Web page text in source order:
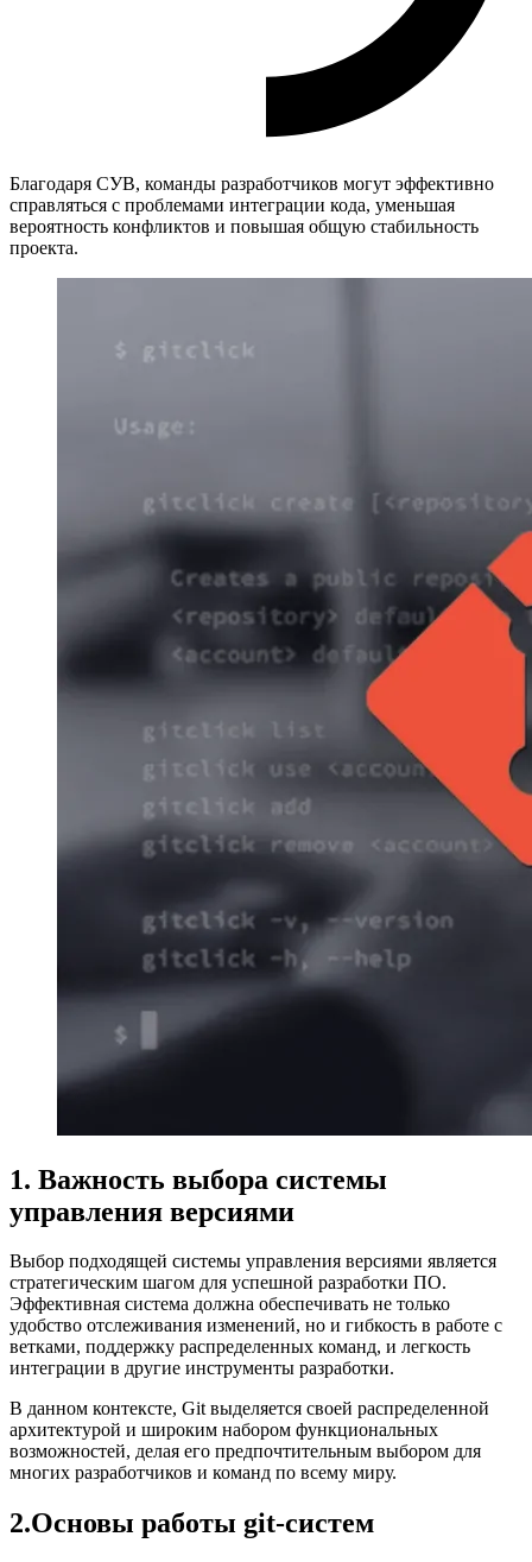
Благодаря СУВ, команды разработчиков могут эффективно
справляться с проблемами интеграции кода, уменьшая
вероятность конфликтов и повышая общую стабильность
проекта.
1. Важность выбора системы
управления версиями
Выбор подходящей системы управления версиями является
стратегическим шагом для успешной разработки ПО.
Эффективная система должна обеспечивать не только
удобство отслеживания изменений, но и гибкость в работе с
ветками, поддержку распределенных команд, и легкость
интеграции в другие инструменты разработки.
В данном контексте, Git выделяется своей распределенной
архитектурой и широким набором функциональных
возможностей, делая его предпочтительным выбором для
многих разработчиков и команд по всему миру.
2.Основы работы git-систем